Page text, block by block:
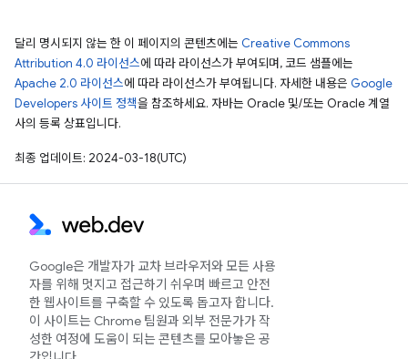
달리 명시되지 않는 한 이 페이지의 콘텐츠에는 Creative Commons
Attribution 4.0 라이선스에 따라 라이선스가 부여되며, 코드 샘플에는
Apache 2.0 라이선스에 따라 라이선스가 부여됩니다. 자세한 내용은 Google
Developers 사이트 정책을 참조하세요. 자바는 Oracle 및/또는 Oracle 계열
사의 등록 상표입니다.
최종 업데이트: 2024-03-18(UTC)
Google은 개발자가 교차 브라우저와 모든 사용
자를 위해 멋지고 접근하기 쉬우며 빠르고 안전
한 웹사이트를 구축할 수 있도록 돕고자 합니다.
이 사이트는 Chrome 팀원과 외부 전문가가 작
성한 여정에 도움이 되는 콘텐츠를 모아놓은 공